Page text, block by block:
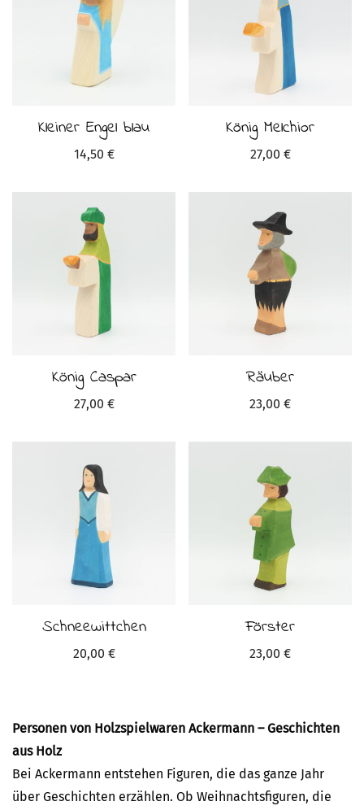
Kleiner Engel blau
14,50 €
König Melchior
27,00 €
König Caspar
27,00 €
Räuber
23,00 €
Schneewittchen
20,00 €
Förster
23,00 €
Personen von Holzspielwaren Ackermann – Geschichten
aus Holz
Bei Ackermann entstehen Figuren, die das ganze Jahr
über Geschichten erzählen. Ob Weihnachtsfiguren, die